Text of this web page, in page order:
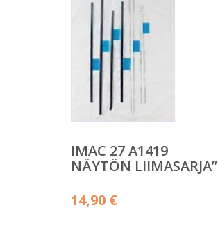
IMAC 27 A1419
NÄYTÖN LIIMASARJA”
14,90 €